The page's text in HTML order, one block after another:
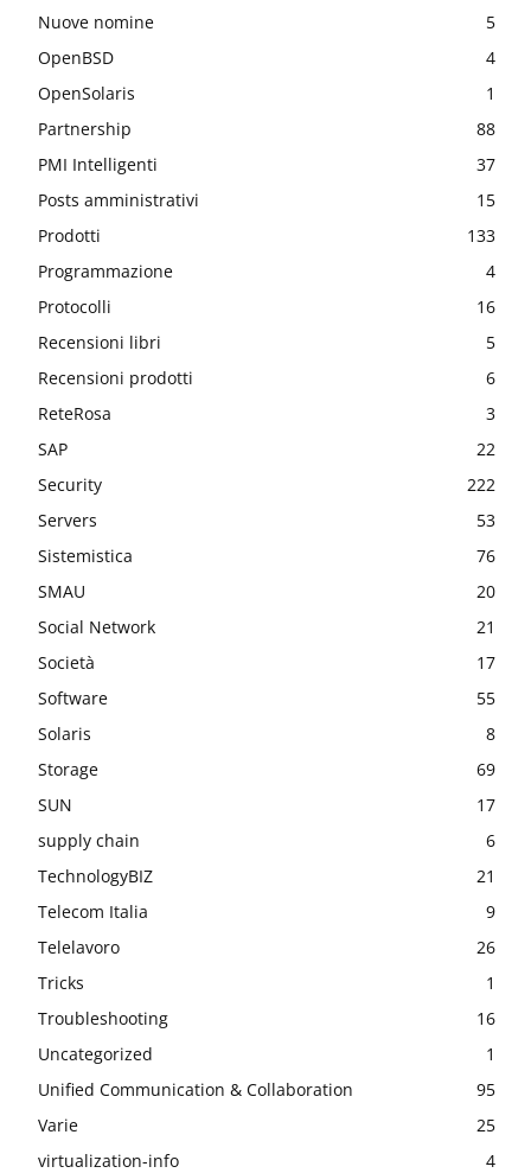
Nuove nomine
5
OpenBSD
4
OpenSolaris
1
Partnership
88
PMI Intelligenti
37
Posts amministrativi
15
Prodotti
133
Programmazione
4
Protocolli
16
Recensioni libri
5
Recensioni prodotti
6
ReteRosa
3
SAP
22
Security
222
Servers
53
Sistemistica
76
SMAU
20
Social Network
21
Società
17
Software
55
Solaris
8
Storage
69
SUN
17
supply chain
6
TechnologyBIZ
21
Telecom Italia
9
Telelavoro
26
Tricks
1
Troubleshooting
16
Uncategorized
1
Unified Communication & Collaboration
95
Varie
25
virtualization-info
4